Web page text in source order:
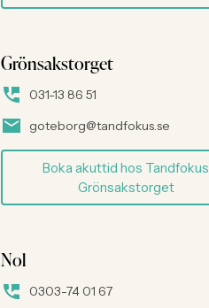
Grönsakstorget
031-13 86 51
goteborg@tandfokus.se
Boka akuttid hos Tandfokus
Grönsakstorget
Nol
0303-74 01 67